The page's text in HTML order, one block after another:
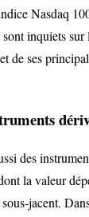
Nasdaq
inquiets sur
de ses
des
la valeur
jacent.